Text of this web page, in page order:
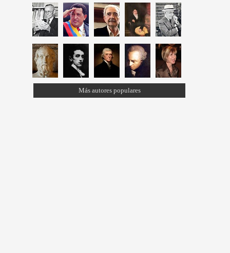
Más autores populares